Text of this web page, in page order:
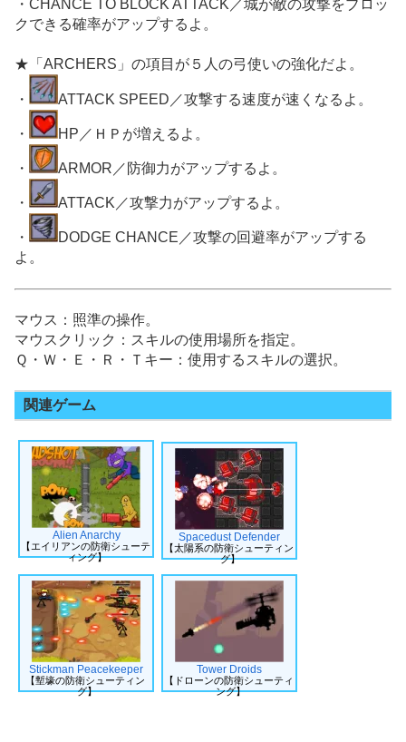
・CHANCE TO BLOCK ATTACK／城が敵の攻撃をブロッ
クできる確率がアップするよ。
★「ARCHERS」の項目が５人の弓使いの強化だよ。
・ ATTACK SPEED／攻撃する速度が速くなるよ。
・ HP／ＨＰが増えるよ。
・ ARMOR／防御力がアップするよ。
・ ATTACK／攻撃力がアップするよ。
・
DODGE CHANCE／攻撃の回避率がアップする
よ。
マウス：照準の操作。
マウスクリック：スキルの使用場所を指定。
Ｑ・Ｗ・Ｅ・Ｒ・Ｔキー：使用するスキルの選択。
関連ゲーム
Alien Anarchy
【エイリアンの防衛シューテ
ィング】
Spacedust Defender
【太陽系の防衛シューティン
グ】
Stickman Peacekeeper
【塹壕の防衛シューティン
グ】
Tower Droids
【ドローンの防衛シューティ
ング】